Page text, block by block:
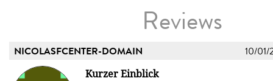
Reviews
NICOLASFCENTER-DOMAIN 10/01/
Kurzer Einblick